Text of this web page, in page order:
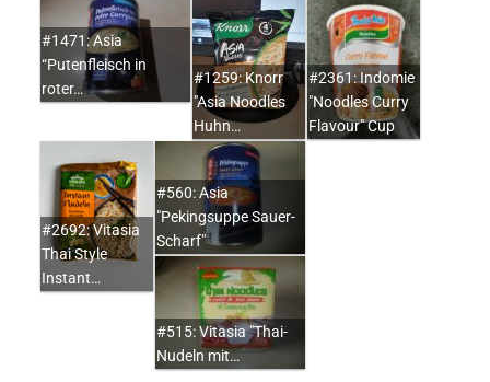
#1471: Asia
“Putenfleisch in
roter…
#1259: Knorr
"Asia Noodles
Huhn…
#2361: Indomie
"Noodles Curry
Flavour" Cup
#2692: Vitasia
Thai Style
Instant…
#560: Asia
"Pekingsuppe Sauer-
Scharf"
#515: Vitasia "Thai-
Nudeln mit…